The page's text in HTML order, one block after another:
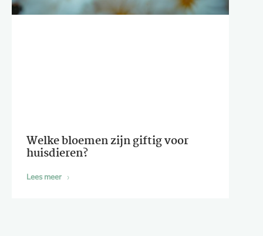
Welke bloemen zijn giftig voor
huisdieren?
Lees meer